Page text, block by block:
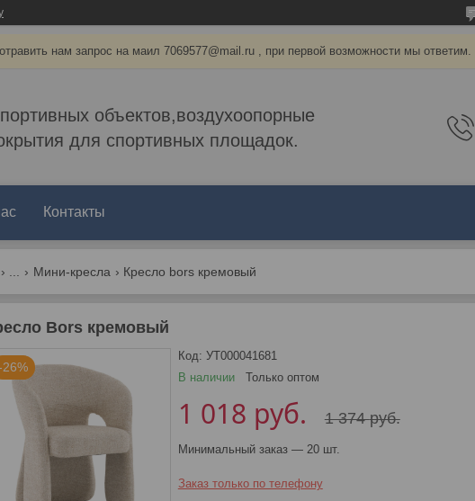
нам запрос на маил 7069577@mail.ru , при первой возможности мы ответим.
объектов,воздухоопорные
для спортивных площадок.
Контакты
Мини-кресла Кресло bors кремовый
Bors кремовый
26%
В наличии Только оптом
Код: УТ000041681
1 374руб.
1 018 руб.
Минимальный заказ — 20 шт.
Заказ только по телефону